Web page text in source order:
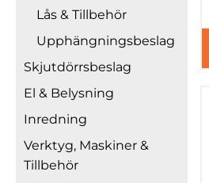
Lås & Tillbehör
Upphängningsbeslag
Skjutdörrsbeslag
El & Belysning
Inredning
Verktyg, Maskiner &
Tillbehör